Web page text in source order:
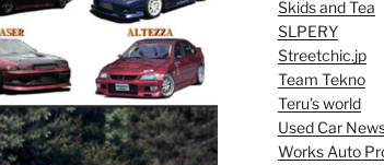
Skids and Tea
SLPERY
Streetchic.jp
Team Tekno
Teru’s world
Used Car
Works Auto